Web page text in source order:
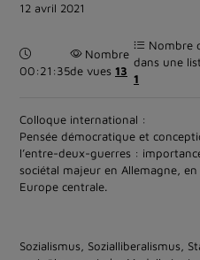
12 avril 2021
Durée :
00:21:35
Nombre
de vues 13
Nombre
dans une
1
Colloque international :
Pensée démocratique et
l’entre-deux-guerres :
sociétal majeur en Allemagne,
Europe centrale.
Sozialismus, Sozialliberalismus,